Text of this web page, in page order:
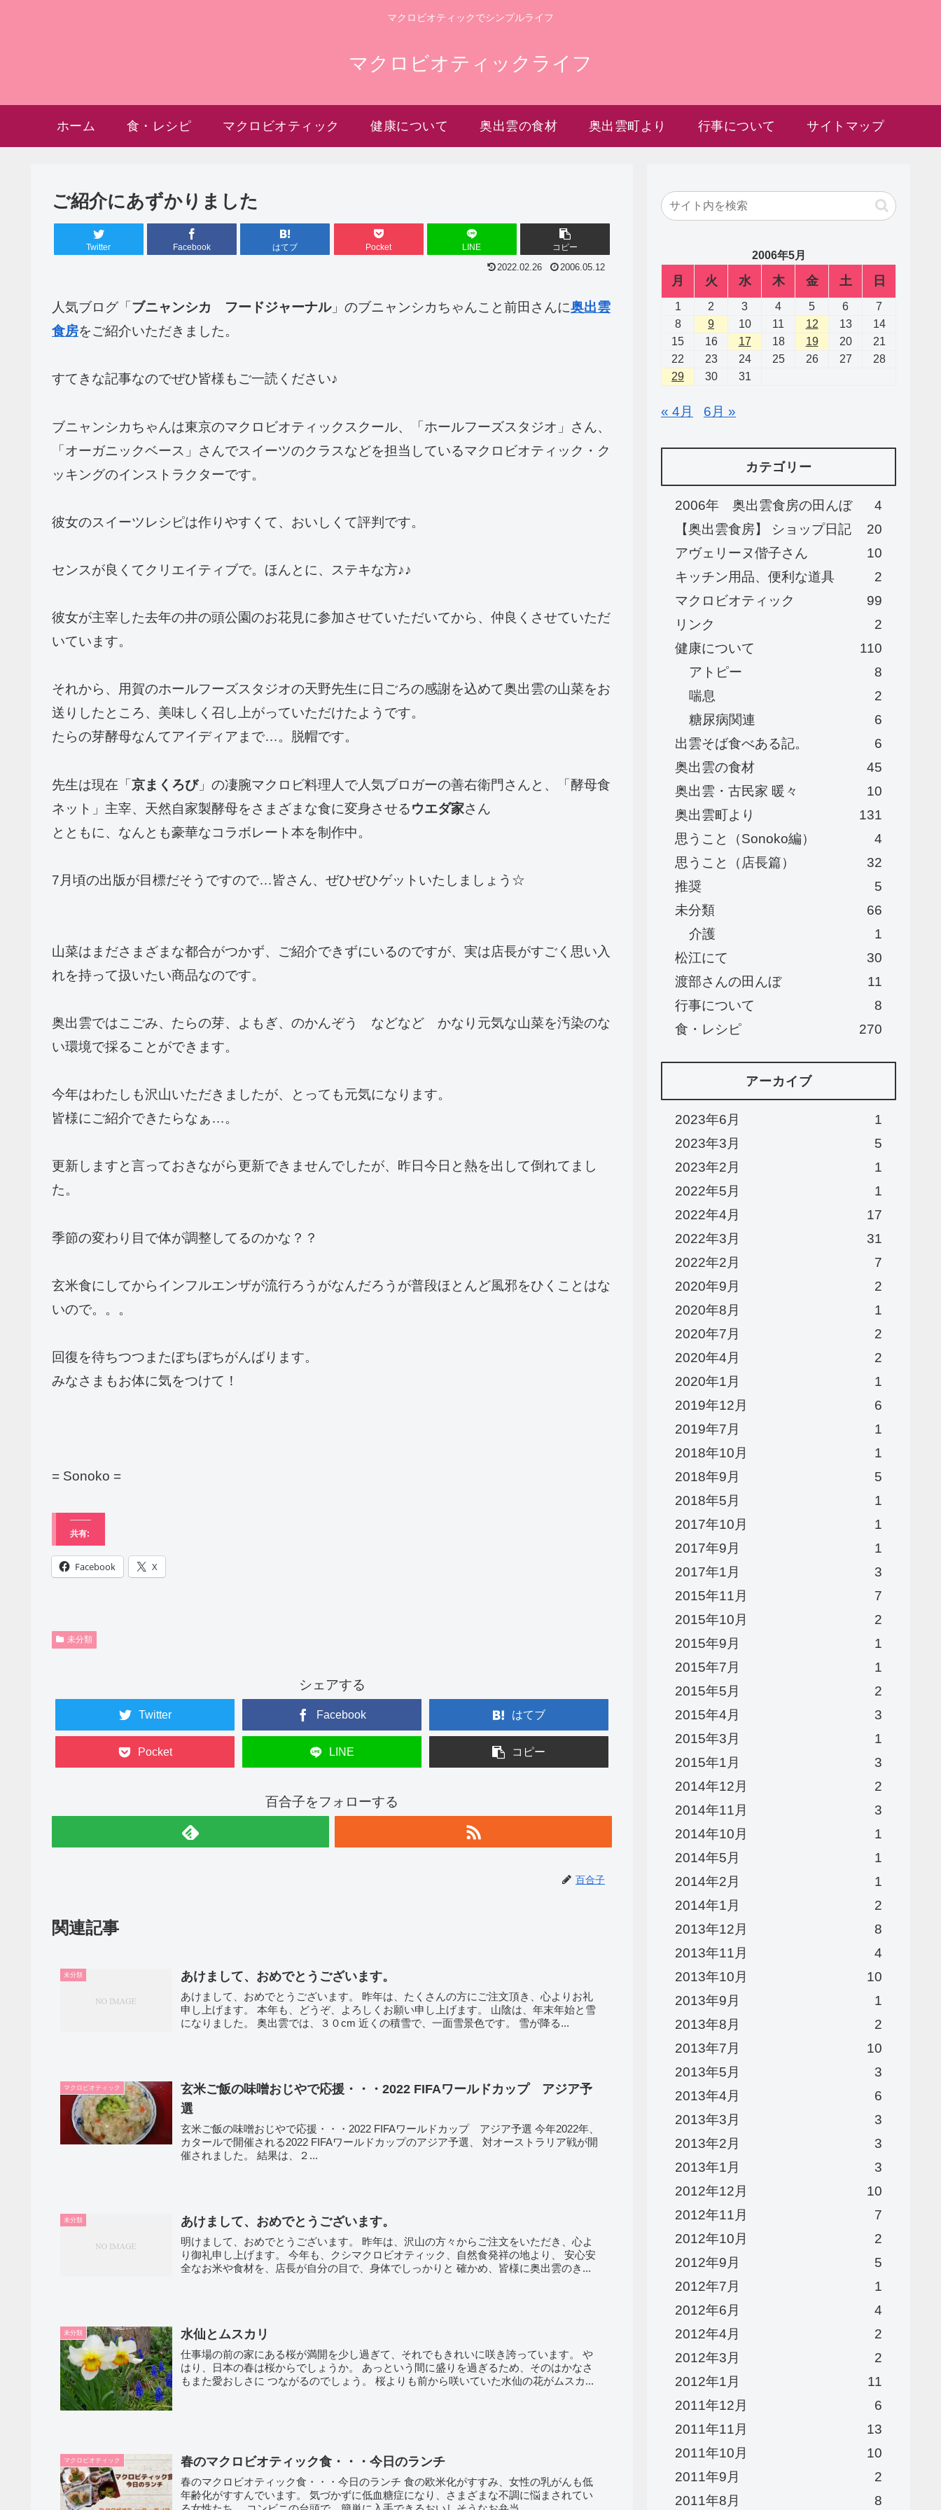
マクロビオティックでシンプルライフ
マクロビオティックライフ
ホーム 食・レシピ マクロビオティック 健康について 奥出雲の食材 奥出雲町より 行事について サイトマップ
ご紹介にあずかりました
Twitter Facebook はてブ Pocket LINE コピー
2022.02.26 2006.05.12
人気ブログ「 ブニャンシカ フードジャーナル」のブニャンシカちゃんこと前田さんに奥出雲
食房をご紹介いただきました。
すてきな記事なのでぜひ皆様もご一読ください♪
ブニャンシカちゃんは東京のマクロビオティックスクール、「ホールフーズスタジオ」さん、
「オーガニックベース」さんでスイーツのクラスなどを担当しているマクロビオティック・ク
ッキングのインストラクターです。
彼女のスイーツレシピは作りやすくて、おいしくて評判です。
センスが良くてクリエイティブで。ほんとに、ステキな方♪♪
彼女が主宰した去年の井の頭公園のお花見に参加させていただいてから、仲良くさせていただ
いています。
それから、用賀のホールフーズスタジオの天野先生に日ごろの感謝を込めて奥出雲の山菜をお
送りしたところ、美味しく召し上がっていただけたようです。
たらの芽酵母なんてアイディアまで…。脱帽です。
先生は現在「京まくろび」の凄腕マクロビ料理人で人気ブロガーの善右衛門さんと、「酵母食
ネット」主宰、天然自家製酵母をさまざまな食に変身させるウエダ家さん
とともに、なんとも豪華なコラボレート本を制作中。
7月頃の出版が目標だそうですので…皆さん、ぜひぜひゲットいたしましょう☆
山菜はまださまざまな都合がつかず、ご紹介できずにいるのですが、実は店長がすごく思い入
れを持って扱いたい商品なのです。
奥出雲ではこごみ、たらの芽、よもぎ、のかんぞう などなど かなり元気な山菜を汚染のな
い環境で採ることができます。
今年はわたしも沢山いただきましたが、とっても元気になります。
皆様にご紹介できたらなぁ…。
更新しますと言っておきながら更新できませんでしたが、昨日今日と熱を出して倒れてまし
た。
季節の変わり目で体が調整してるのかな？？
玄米食にしてからインフルエンザが流行ろうがなんだろうが普段ほとんど風邪をひくことはな
いので。。。
回復を待ちつつまたぼちぼちがんばります。
みなさまもお体に気をつけて！
= Sonoko =
共有:
Facebook X
未分類
シェアする
Twitter Facebook はてブ
Pocket LINE コピー
百合子をフォローする
百合子
関連記事
未分類 あけまして、おめでとうございます。
あけまして、おめでとうございます。 昨年は、たくさんの方にご注文頂き、心よりお礼
申し上げます。 本年も、どうぞ、よろしくお願い申し上げます。 山陰は、年末年始と雪
になりました。 奥出雲では、３０cm 近くの積雪で、一面雪景色です。 雪が降る...
マクロビオティック
玄米ご飯の味噌おじやで応援・・・2022 FIFAワールドカップ アジア予
選
玄米ご飯の味噌おじやで応援・・・2022 FIFAワールドカップ アジア予選 今年2022年、
カタールで開催される2022 FIFAワールドカップのアジア予選、 対オーストラリア戦が開
催されました。 結果は、２...
未分類 あけまして、おめでとうございます。
明けまして、おめでとうございます。 昨年は、沢山の方々からご注文をいただき、心よ
り御礼申し上げます。 今年も、クシマクロビオティック、自然食発祥の地より、 安心安
全なお米や食材を、店長が自分の目で、身体でしっかりと 確かめ、皆様に奥出雲のき...
未分類 水仙とムスカリ
仕事場の前の家にある桜が満開を少し過ぎて、それでもきれいに咲き誇っています。 や
はり、日本の春は桜からでしょうか。 あっという間に盛りを過ぎるため、そのはかなさ
もまた愛おしさに つながるのでしょう。 桜よりも前から咲いていた水仙の花がムスカ...
マクロビオティック 春のマクロビオティック食・・・今日のランチ
春のマクロビオティック食・・・今日のランチ 食の欧米化がすすみ、女性の乳がんも低
年齢化がすすんでいます。 気づかずに低血糖症になり、さまざまな不調に悩まされてい
2006年5月
月 火 水 木 金 土 日
1 2 3 4 5 6
7
8
9 10 11 12 13
14
15
16 17 18 19 20
21
22
23 24 25 26 27
28
29
30 31
« 4月 6月 »
カテゴリー
2006年 奥出雲食房の田んぼ
4
【奥出雲食房】 ショップ日記
20
アヴェリーヌ偕子さん
10
キッチン用品、便利な道具
2
マクロビオティック
99
リンク
2
健康について
110
アトピー
8
喘息
2
糖尿病関連
6
出雲そば食べある記。
6
奥出雲の食材
45
奥出雲・古民家 暖々
10
奥出雲町より
131
思うこと（Sonoko編）
4
思うこと（店長篇）
32
推奨
5
未分類
66
介護
1
松江にて
30
渡部さんの田んぼ
11
行事について
8
食・レシピ
270
アーカイブ
2023年6月
1
2023年3月
5
2023年2月
1
2022年5月
1
2022年4月
17
2022年3月
31
2022年2月
7
2020年9月
2
2020年8月
1
2020年7月
2
2020年4月
2
2020年1月
1
2019年12月
6
2019年7月
1
2018年10月
1
2018年9月
5
2018年5月
1
2017年10月
1
2017年9月
1
2017年1月
3
2015年11月
7
2015年10月
2
2015年9月
1
2015年7月
1
2015年5月
2
2015年4月
3
2015年3月
1
2015年1月
3
2014年12月
2
2014年11月
3
2014年10月
1
2014年5月
1
2014年2月
1
2014年1月
2
2013年12月
8
2013年11月
4
2013年10月
10
2013年9月
1
2013年8月
2
2013年7月
10
2013年5月
3
2013年4月
6
2013年3月
3
2013年2月
3
2013年1月
3
2012年12月
10
2012年11月
7
2012年10月
2
2012年9月
5
2012年7月
1
2012年6月
4
2012年4月
2
2012年3月
2
2012年1月
11
2011年12月
6
2011年11月
13
2011年10月
10
2011年9月
2
2011年8月
8